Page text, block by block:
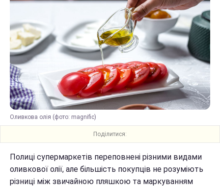
Оливкова олія (фото: magnific)
Поділитися:
Полиці супермаркетів переповнені різними видами
оливкової олії, але більшість покупців не розуміють
різниці між звичайною пляшкою та маркуванням